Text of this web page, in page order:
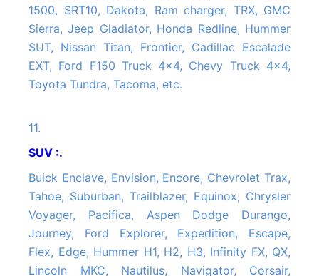
1500, SRT10, Dakota, Ram charger, TRX, GMC
Sierra, Jeep Gladiator, Honda Redline, Hummer
SUT, Nissan Titan, Frontier, Cadillac Escalade
EXT, Ford F150 Truck 4x4, Chevy Truck 4x4,
Toyota Tundra, Tacoma, etc.
11.
SUV :.
Buick Enclave, Envision, Encore, Chevrolet Trax,
Tahoe, Suburban, Trailblazer, Equinox, Chrysler
Voyager, Pacifica, Aspen Dodge Durango,
Journey, Ford Explorer, Expedition, Escape,
Flex, Edge, Hummer H1, H2, H3, Infinity FX, QX,
Lincoln MKC, Nautilus, Navigator, Corsair,